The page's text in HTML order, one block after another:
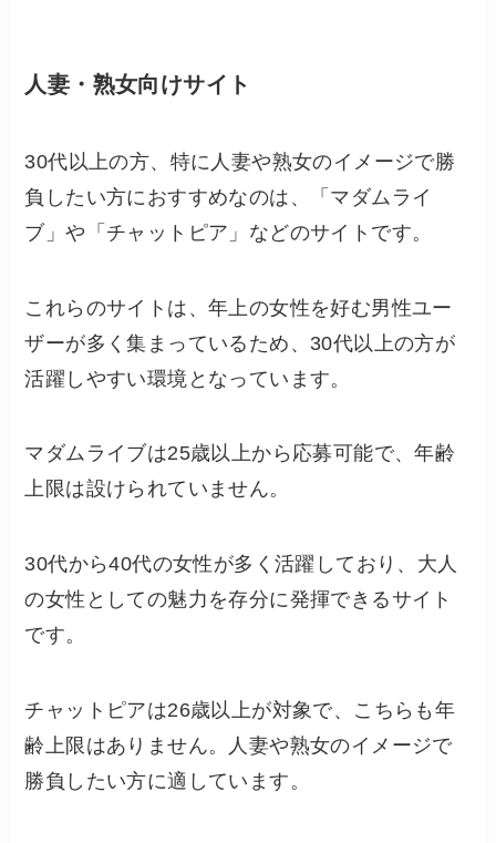
人妻・熟女向けサイト
30代以上の方、特に人妻や熟女のイメージで勝
負したい方におすすめなのは、「マダムライ
ブ」や「チャットピア」などのサイトです。
これらのサイトは、年上の女性を好む男性ユー
ザーが多く集まっているため、30代以上の方が
活躍しやすい環境となっています。
マダムライブは25歳以上から応募可能で、年齢
上限は設けられていません。
30代から40代の女性が多く活躍しており、大人
の女性としての魅力を存分に発揮できるサイト
です。
チャットピアは26歳以上が対象で、こちらも年
齢上限はありません。人妻や熟女のイメージで
勝負したい方に適しています。